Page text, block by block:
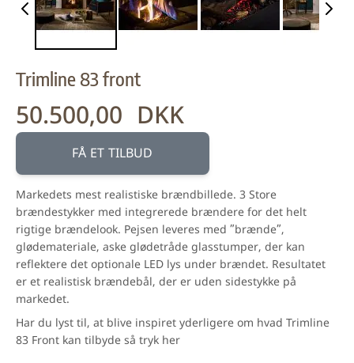
Trimline 83 front
50.500,00 DKK
FÅ ET TILBUD
Markedets mest realistiske brændbillede. 3 Store
brændestykker med integrerede brændere for det helt
rigtige brændelook. Pejsen leveres med ”brænde”,
glødemateriale, aske glødetråde glasstumper, der kan
reflektere det optionale LED lys under brændet. Resultatet
er et realistisk brændebål, der er uden sidestykke på
markedet.
Har du lyst til, at blive inspiret yderligere om hvad Trimline
83 Front kan tilbyde så tryk her